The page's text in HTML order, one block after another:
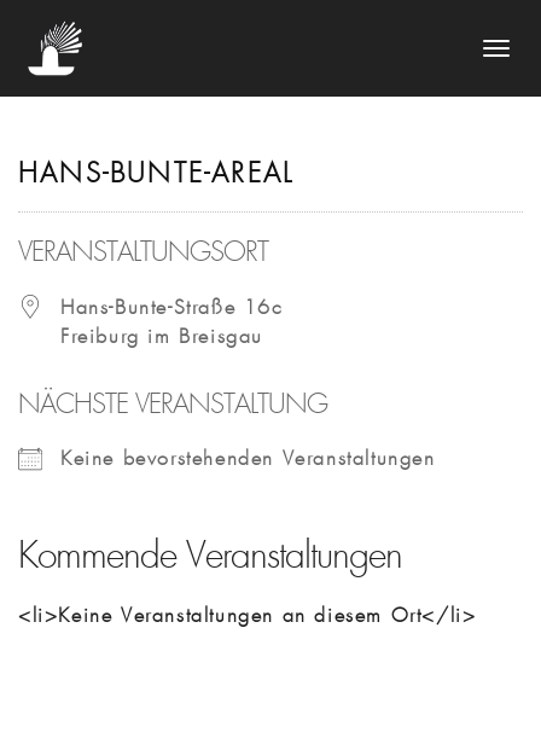
HANS-BUNTE-AREAL
VERANSTALTUNGSORT
Hans-Bunte-Straße 16c
Freiburg im Breisgau
NÄCHSTE VERANSTALTUNG
Keine bevorstehenden Veranstaltungen
Kommende Veranstaltungen
<li>Keine Veranstaltungen an diesem Ort</li>